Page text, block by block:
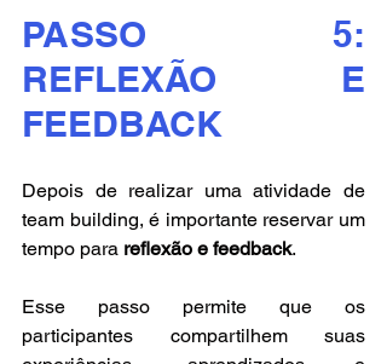
PASSO 5:
REFLEXÃO E
FEEDBACK
Depois de realizar uma atividade de
team building, é importante reservar um
tempo para reflexão e feedback.
Esse passo permite que os
participantes compartilhem suas